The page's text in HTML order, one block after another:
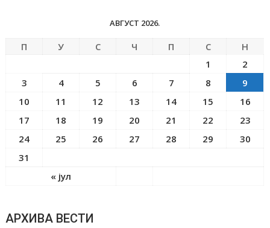
АВГУСТ 2026.
П У С Ч П С Н
« јул
1
2
3
4 5 6 7 8
9
10
11 12 13 14 15
16
17
18 19 20 21 22
23
24
25 26 27 28 29
30
31
АРХИВА ВЕСТИ